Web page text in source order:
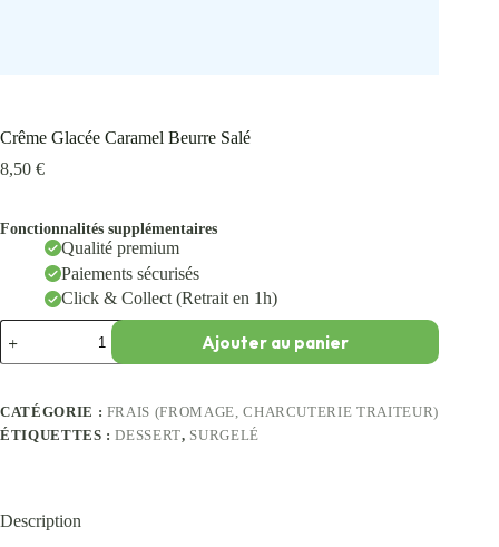
Crême Glacée Caramel Beurre Salé
8,50 €
Fonctionnalités supplémentaires
Qualité premium
Paiements sécurisés
Click & Collect (Retrait en 1h)
Ajouter au panier
CATÉGORIE : FRAIS (FROMAGE, CHARCUTERIE TRAITEUR)
ÉTIQUETTES :DESSERT, SURGELÉ
Description